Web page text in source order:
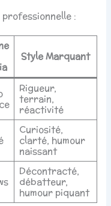
:
Style Marquant
Rigueur,
terrain,
réactivité
Curiosité,
clarté, humour
naissant
Décontracté,
débatteur,
humour piquant